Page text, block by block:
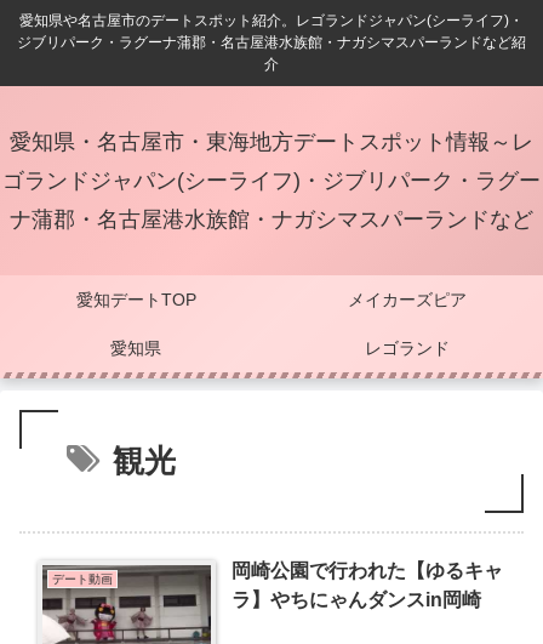
愛知県や名古屋市のデートスポット紹介。レゴランドジャパン(シーライフ)・
ジブリパーク・ラグーナ蒲郡・名古屋港水族館・ナガシマスパーランドなど紹
介
愛知県・名古屋市・東海地方デートスポット情報～レ
ゴランドジャパン(シーライフ)・ジブリパーク・ラグー
ナ蒲郡・名古屋港水族館・ナガシマスパーランドなど
愛知デートTOP メイカーズピア
愛知県 レゴランド
観光
デート動画
岡崎公園で行われた【ゆるキャ
ラ】やちにゃんダンスin岡崎